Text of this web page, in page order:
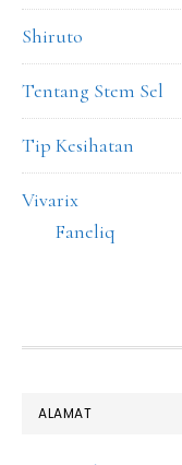
Shiruto
Tentang Stem Sel
Tip Kesihatan
Vivarix
Faneliq
FOOTER
ALAMAT